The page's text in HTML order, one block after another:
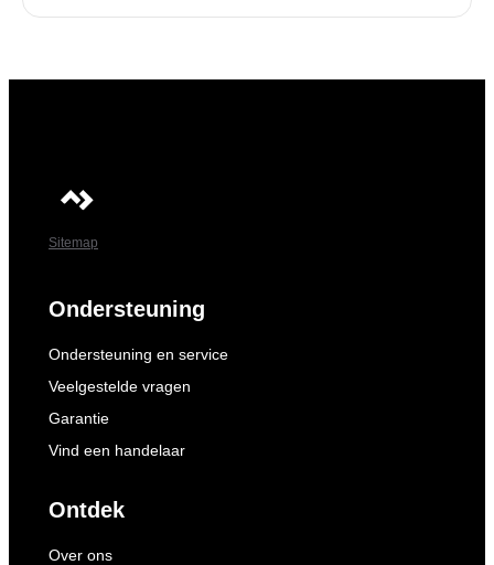
Sitemap
Ondersteuning
Ondersteuning en service
Veelgestelde vragen
Garantie
Vind een handelaar
Ontdek
Over ons